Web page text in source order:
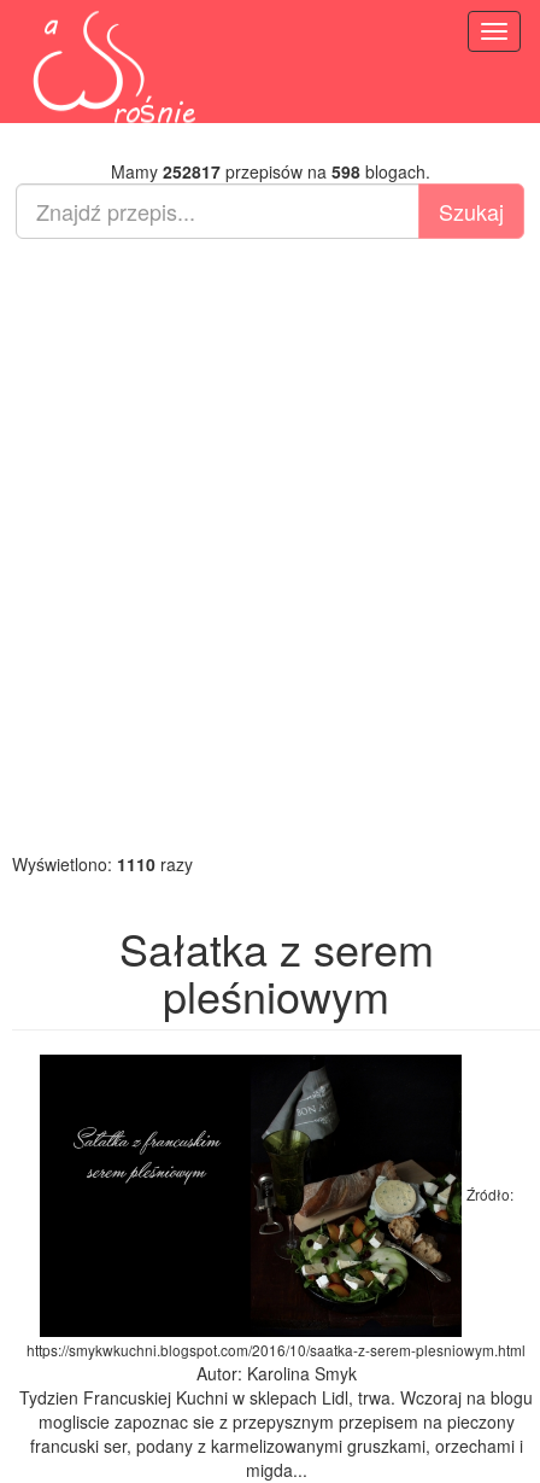
Mamy 252817przepisów na 598blogach.
Wyświetlono: 1110 razy
Sałatka z serem
pleśniowym
Źródło:
https://smykwkuchni.blogspot.com/2016/10/saatka-z-serem-plesniowym.html
Autor: Karolina Smyk
Tydzien Francuskiej Kuchni w sklepach Lidl, trwa. Wczoraj na blogu
mogliscie zapoznac sie z przepysznym przepisem na pieczony
francuski ser, podany z karmelizowanymi gruszkami, orzechami i
migda...